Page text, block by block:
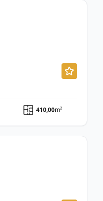
410,00m²